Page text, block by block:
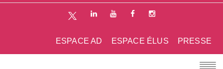
PRESSE
ESPACE ÉLUS
ESPACE AD